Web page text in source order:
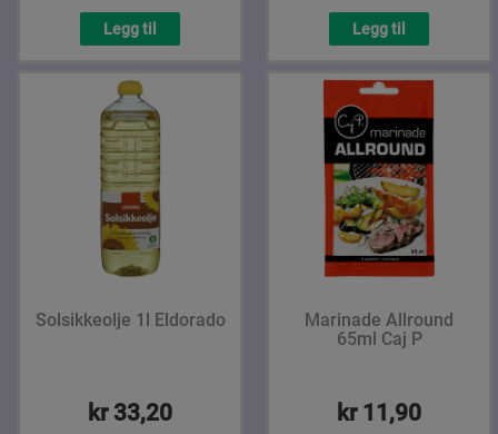
Legg til Legg til
Solsikkeolje 1l Eldorado
kr 33,20
Marinade Allround
65ml Caj P
kr 11,90